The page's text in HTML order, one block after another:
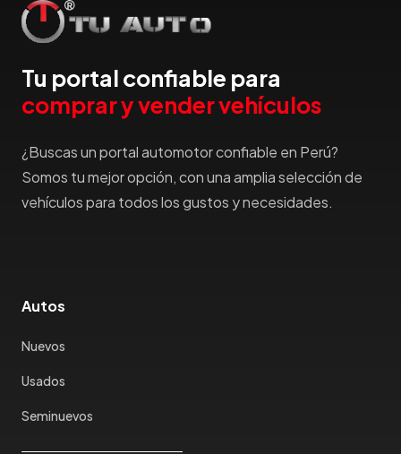
Tu portal confiable para
comprar y vender vehículos
¿Buscas un portal automotor confiable en Perú?
Somos tu mejor opción, con una amplia selección de
vehículos para todos los gustos y necesidades.
Autos
Nuevos
Usados
Seminuevos